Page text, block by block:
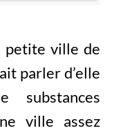
petite ville de
parler d’elle
substances
ville assez